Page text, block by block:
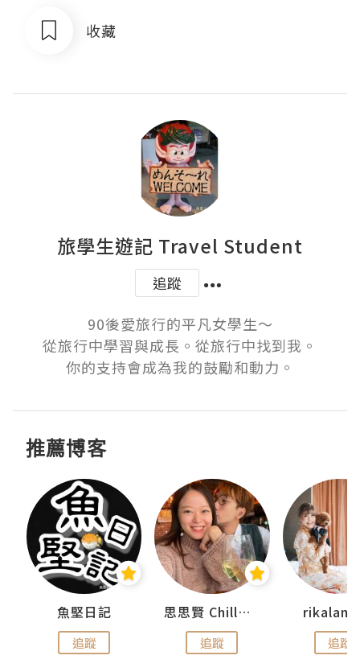
收藏
旅學生遊記 Travel Student
追蹤
90後愛旅行的平凡女學生～
從旅行中學習與成長。從旅行中找到我。
你的支持會成為我的鼓勵和動力。
推薦博客
魚堅日記
追蹤
思思賢 ChillMyBabe
追蹤 追蹤